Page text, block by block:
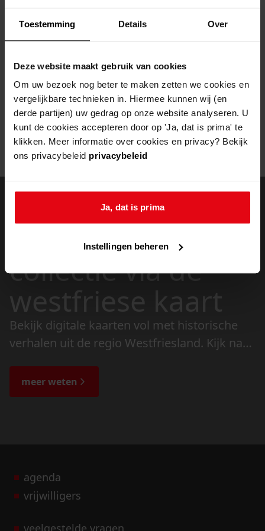
Toestemming Details Over
Deze website maakt gebruik van cookies
Om uw bezoek nog beter te maken zetten we cookies en
vergelijkbare technieken in. Hiermee kunnen wij (en
derde partijen) uw gedrag op onze website analyseren. U
kunt de cookies accepteren door op 'Ja, dat is prima' te
klikken. Meer informatie over cookies en privacy? Bekijk
ons privacybeleid privacybeleid
Ja, dat is prima
Instellingen beheren
Helaas, er is een fout opgetreden
Mogelijk kunt u deze pagina niet bezoeken door:
een verouderde bladwijzer/favoriet
een zoekmachine heeft eenverouderde lijst van de website
eenfout getyptadres
doorzoek de
collectie via de
westfriese kaart
Bekijk digitale kaarten vol met historische
verhalen uit de regio Westfriesland. Kijk naar
de bijzondere verhalen.
meer weten
agenda
vrijwilligers